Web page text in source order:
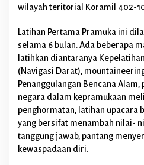
a
S
a
k
a
r
a
K
a
t
wilayah teritorial Koramil 402-
Latihan Pertama Pramuka ini
selama 6 bulan. Ada beberapa
latihkan diantaranya
(Navigasi Darat),
Penanggulangan Bencana
negara dalam kepramukaan
penghormatan, latihan upacara
yang bersifat menambah nilai-
tanggung jawab, pantang
kewaspadaan diri.